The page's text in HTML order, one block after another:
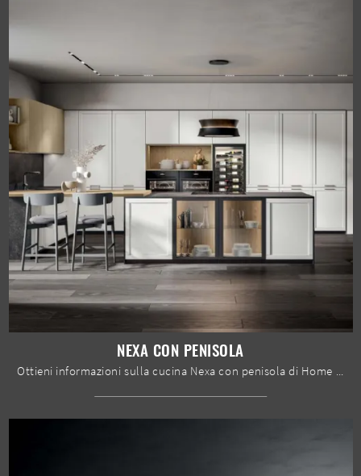
NEXA CON PENISOLA
Ottieni informazioni sulla cucina Nexa con penisola di Home Cucine: questa soluzione in Pet sarà l'acquisto ideale per te!